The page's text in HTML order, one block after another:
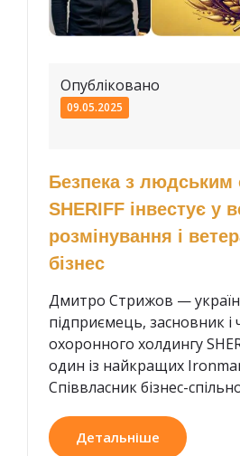
Опубліковано
09.05.2025
Безпека з
SHERIFF інвестує у
розмінування і
бізнес
Дмитро Стрижов —
підприємець, засновник і
охоронного холдингу
один із найкращих
Співвласник бізнес-
Детальніше